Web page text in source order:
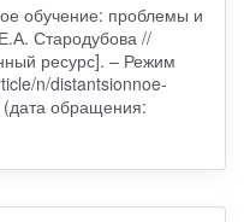
обучение: проблемы и
Стародубова //
ресурс]. – Режим
n/distantsionnoe-
обращения: